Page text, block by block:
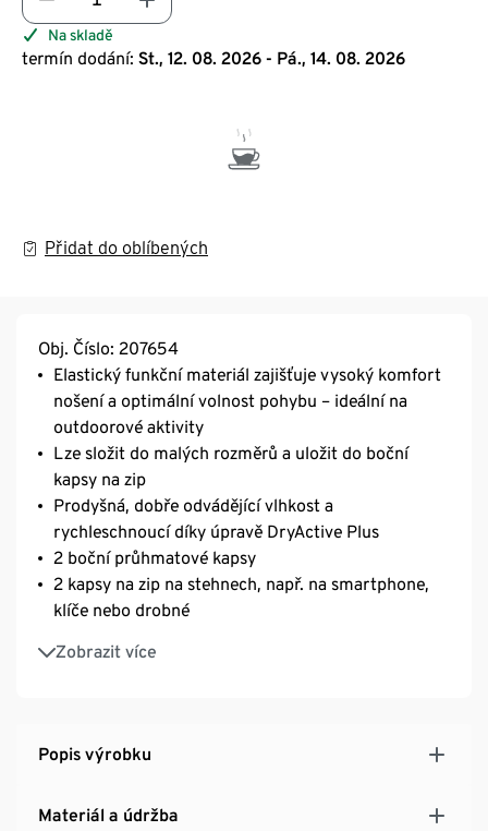
Na skladě
termín dodání: St., 12. 08. 2026 - Pá., 14. 08. 2026
Přidat do oblíbených
Obj. Číslo: 207654
Elastický funkční materiál zajišťuje vysoký komfort
nošení a optimální volnost pohybu – ideální na
outdoorové aktivity
Lze složit do malých rozměrů a uložit do boční
kapsy na zip
Prodyšná, dobře odvádějící vlhkost a
rychleschnoucí díky úpravě DryActive Plus
2 boční průhmatové kapsy
2 kapsy na zip na stehnech, např. na smartphone,
klíče nebo drobné
Zobrazit více
Elastický pas se zipem a poutky na opasek
Popis výrobku
Materiál a údržba